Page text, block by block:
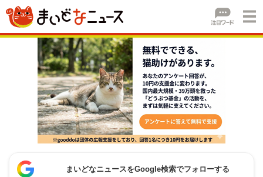
まいどなニュースをGoogle検索でフォローする